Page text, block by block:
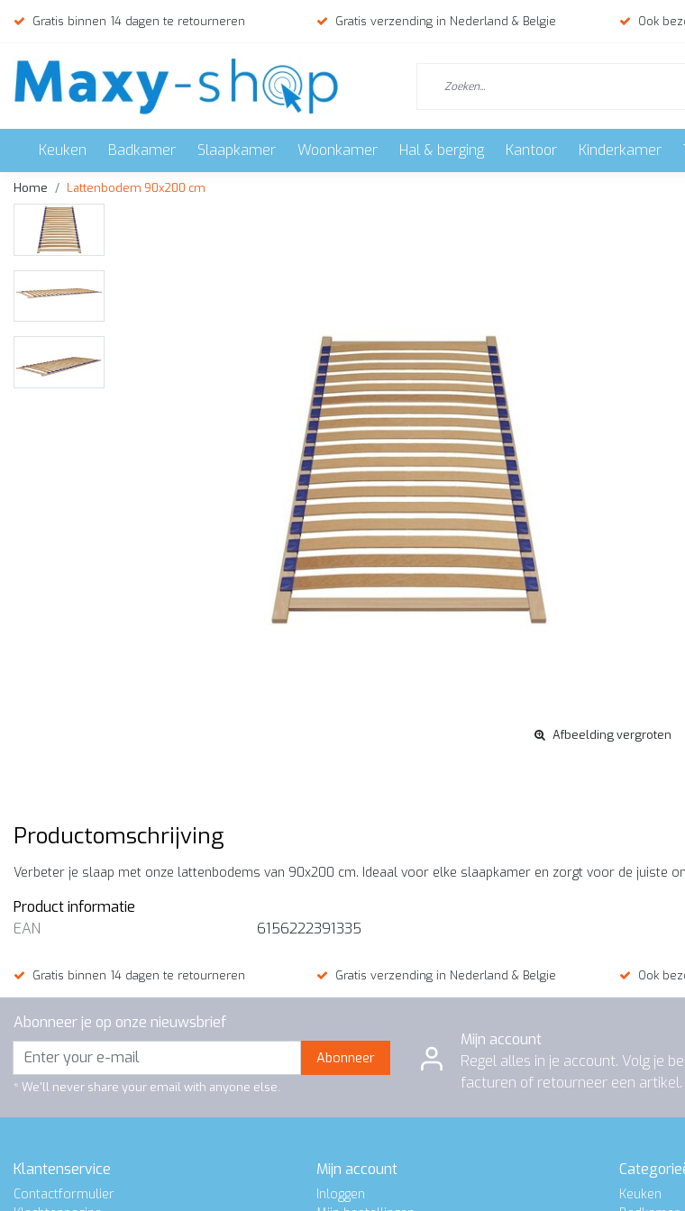
Gratis binnen 14 dagen te retourneren Gratis verzending in Nederland & Belgie Ook
Keuken Badkamer Slaapkamer Woonkamer Hal & berging Kantoor Kinderkamer
Home Lattenbodem 90x200 cm
Afbeelding vergroten
Productomschrijving
Verbeter je slaap met onze lattenbodems van 90x200 cm. Ideaal voor elke slaapkamer en zorgt voor de juiste
Product informatie
EAN
6156222391335
Gratis binnen 14 dagen te retourneren Gratis verzending in Nederland & Belgie Ook
Abonneer je op onze nieuwsbrief
Abonneer
* We'll never share your email with anyone else.
Mijn account
Regel alles in je account. Volg je
facturen of retourneer een artikel.
Klantenservice
Contactformulier
Mijn account
Inloggen
Keuken